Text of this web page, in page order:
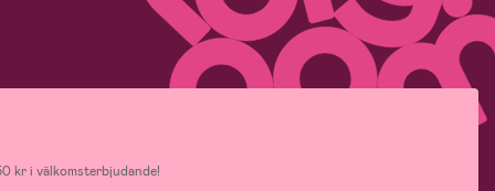
kr i välkomsterbjudande!